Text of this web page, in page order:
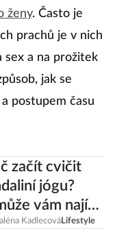
ženy. Často je
prachů je v nich
sex a na prožitek
jak se
postupem času
začít cvičit
jógu?
vám najít
balanc
KadlecováLifestyle